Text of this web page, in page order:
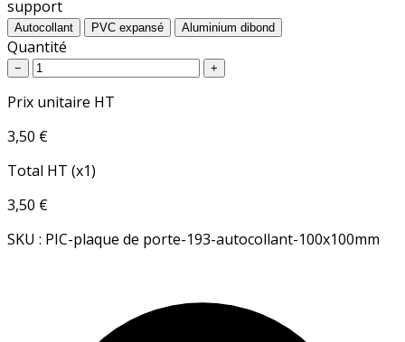
support
Autocollant PVC expansé Aluminium dibond
Quantité
− +
Prix unitaire HT
3,50 €
Total HT (x1)
3,50 €
SKU : PIC-plaque de porte-193-autocollant-100x100mm